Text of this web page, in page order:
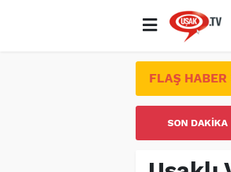
FLAŞ HABER
SON DAKIKA